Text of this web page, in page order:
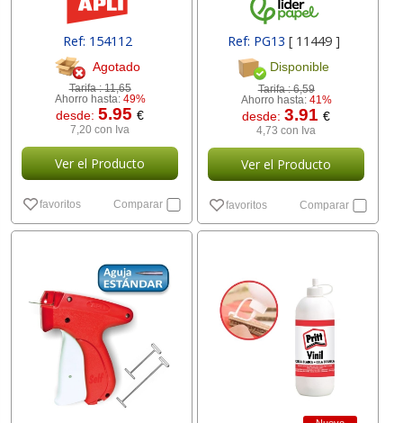
Ref: 154112
Agotado
Tarifa :11,65
Ahorro hasta: 49%
desde:5.95€
7,20 con Iva
Ver el Producto
favoritos Comparar
Ref: PG13 [ 11449 ]
Disponible
Tarifa :6,59
Ahorro hasta: 41%
desde:3.91€
4,73 con Iva
Ver el Producto
favoritos Comparar